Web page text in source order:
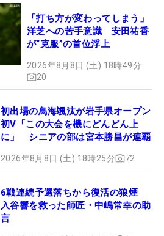
「打ち方が変わってしまう」
洋芝への苦手意識 安田祐香
が“克服”の首位浮上
2026年8月8日 (土) 18時49分
20
初出場の鳥海颯汰が岩手県オープン
初V「この大会を機にどんどん上
に」 シニアの部は宮本勝昌が連覇
2026年8月8日 (土) 18時25分 72
6戦連続予選落ちから復活の狼煙
入谷響を救った師匠・中嶋常幸の助
言